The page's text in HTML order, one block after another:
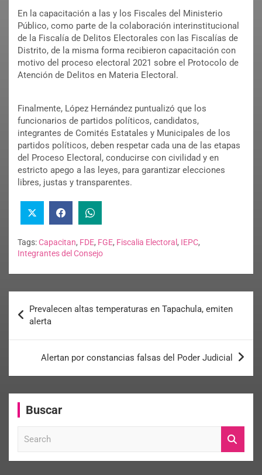
En la capacitación a las y los Fiscales del Ministerio
Público, como parte de la colaboración interinstitucional
de la Fiscalía de Delitos Electorales con las Fiscalías de
Distrito, de la misma forma recibieron capacitación con
motivo del proceso electoral 2021 sobre el Protocolo de
Atención de Delitos en Materia Electoral.
Finalmente, López Hernández puntualizó que los
funcionarios de partidos políticos, candidatos,
integrantes de Comités Estatales y Municipales de los
partidos políticos, deben respetar cada una de las etapas
del Proceso Electoral, conducirse con civilidad y en
estricto apego a las leyes, para garantizar elecciones
libres, justas y transparentes.
Tags:Capacitan, FDE, FGE, Fiscalia Electoral , IEPC,
Integrantes del Consejo
Prevalecen altas temperaturas en Tapachula, emiten
alerta
Alertan por constancias falsas del Poder Judicial
Buscar